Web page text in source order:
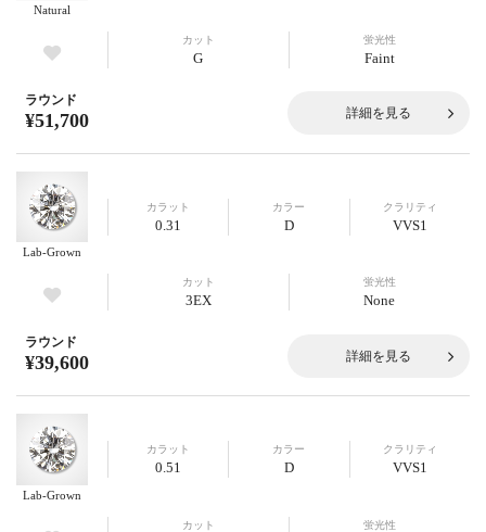
Natural
カット
G
蛍光性
Faint
ラウンド
¥51,700 詳細を見る
Lab-Grown
カラット
0.31
カラー
D
クラリティ
VVS1
カット
3EX
蛍光性
None
ラウンド
¥39,600 詳細を見る
Lab-Grown
カラット
0.51
カラー
D
クラリティ
VVS1
カット 蛍光性